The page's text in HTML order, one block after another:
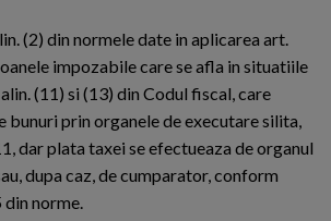
(2) din normele date in aplicarea art.
impozabile care se afla in situatiile
(11) si (13) din Codul fiscal, care
bunuri prin organele de executare silita,
dar plata taxei se efectueaza de organul
dupa caz, de cumparator, conform
norme.